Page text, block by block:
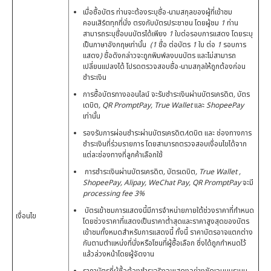
เงื่อนไข
เมื่อซื้อบัตร ท่านจะต้องระบุชื่อ-นามสกุลของผู้ที่เข้าชม
คอนเสิร์ตทุกที่นั่ง ตรงกับบัตรประชาชน โดยผู้ชม 1ท่าน
สามารถระบุชื่อบนบัตรได้เพียง 1ใบต่อรอบการแสดง โดยระบุ
เป็นภาษาอังกฤษเท่านั้น (1ชื่อ ต่อบัตร 1ใบ ต่อ 1 รอบการ
แสดง)ชื่อดังกล่าวจะถูกพิมพ์ลงบนบัตร และไม่สามารถ
เปลี่ยนแปลงได้ โปรดตรวจสอบชื่อ-นามสกุลให้ถูกต้องก่อน
ชำระเงิน
การซื้อบัตรทางออนไลน์ จะรับชำระเงินผ่านบัตรเครดิต,บัตร
เดบิต, QR PromptPay, True WalletและShopeePay
เท่านั้น
รองรับการผ่อนชำระผ่านบัตรเครดิต/เดบิต และ ช่องทางการ
ชำระเงินที่ร่วมรายการ โดยสามารถตรวจสอบเงื่อนไขได้จาก
แต่ละช่องทางที่ลูกค้าเลือกใช้
การชำระเงินผ่านบัตรเครดิต,บัตรเดบิต, True Wallet ,
ShopeePay, Alipay, WeChat Pay, QR PromptPayจะมี
processing fee 3%
บัตรเข้าชมการแสดงนี้มีการจำหน่ายภายใต้ช่วงราคาที่กำหนด
โดยช่วงราคาที่แสดงเป็นราคาต่ำสุดและราคาสูงสุดของบัตร
เข้าชมทั้งหมดสำหรับการแสดงนี้ ทั้งนี้ ราคาบัตรอาจแตกต่าง
กันตามตำแหน่งที่นั่งหรือโซนที่ผู้ซื้อเลือก ซึ่งได้ถูกกำหนดไว้
แล้วล่วงหน้าโดยผู้จัดงาน